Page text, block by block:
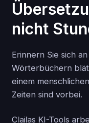
nicht
Erinnern Sie sich
Wörterbüchern
einem
Zeiten sind vorbei.
Clailas KI-Tools